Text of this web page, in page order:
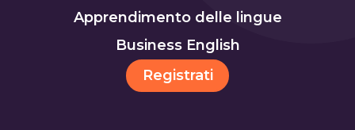
Apprendimento delle lingue
Business English
Registrati